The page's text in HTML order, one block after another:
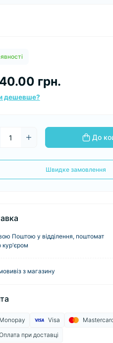
грн.
дешевше?
До
Швидке замовлення
Поштою у відділення, поштомат
кур'єром
з магазину
Monopay Visa
при доставці